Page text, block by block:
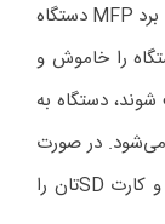
بخورد، به دلیل بروز مشکل در کارت حافظه SD با برد MFP دستگاه
را خاموش و
دستگاه به
می‌شود. در صورت
نمایش مجدد ارور، لازم است یک تعمیرکار، برد و کارت SDتان را